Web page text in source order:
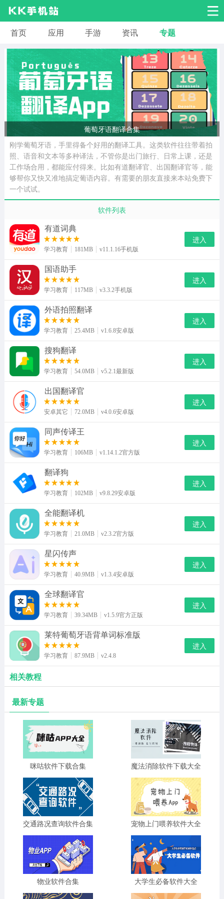
安卓应用 安卓游戏
系统工具 交友聊天 影音播放
小说漫画 学习教育 效率办公
拍摄美化 生活服务 浏览下载
运动健身 地图导航 网络购物
金融理财
首页 应用 手游 资讯 专题
葡萄牙语翻译合集
刚学葡萄牙语，手里得备个好用的翻译工具。这类软件往往带着拍
照、语音和文本等多种译法，不管你是出门旅行、日常上课，还是
工作场合用，都能应付得来。比如有道翻译官、出国翻译官等，能
够帮你又快又准地搞定葡语内容。有需要的朋友直接来本站免费下
一个试试。
软件列表
有道词典
学习教育 181MB v11.1.16手机版
进入
国语助手
学习教育 117MB v3.3.2手机版
进入
外语拍照翻译
学习教育 25.4MB v1.6.8安卓版
进入
搜狗翻译
学习教育 54.0MB v5.2.1最新版
进入
出国翻译官
安卓其它 72.0MB v4.0.6安卓版
进入
同声传译王
学习教育 106MB v1.14.1.2官方版
进入
翻译狗
学习教育 102MB v9.8.29安卓版
进入
全能翻译机
学习教育 21.0MB v2.3.2官方版
进入
星闪传声
学习教育 40.9MB v1.3.4安卓版
进入
全球翻译官
学习教育 39.34MB v1.5.9官方正版
进入
莱特葡萄牙语背单词标准版
学习教育 87.9MB v2.4.8
进入
相关教程
最新专题
咪咕软件下载合集 魔法消除软件下载大全
交通路况查询软件合集 宠物上门喂养软件大全
物业软件合集 大学生必备软件大全